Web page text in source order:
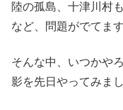
陸の孤島、十津川村
など、問題がでてます
そんな中、いつかや
影を先日やってみまし